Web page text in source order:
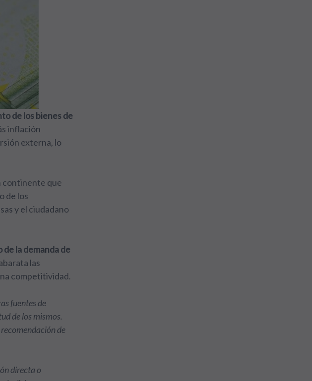
de los bienes de
inflación
externa, lo
continente que
de los
y el ciudadano
de la demanda de
las
competitividad.
fuentes de
de los mismos.
de
directa o